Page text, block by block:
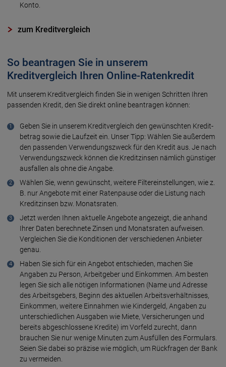
Konto.
zum Kreditvergleich
So beantragen Sie in unserem
Kreditvergleich Ihren Online-Ratenkredit
Mit unserem Kreditvergleich finden Sie in wenigen Schritten Ihren
passenden Kredit, den Sie direkt online beantragen können:
Geben Sie in unserem Kreditvergleich den gewünschten Kredit­
betrag sowie die Lauf­zeit ein. Unser Tipp: Wählen Sie außerdem
den passenden Ver­wendungs­zweck für den Kredit aus. Je nach
Ver­wendungszweck können die Kreditzinsen nämlich günstiger
ausfallen als ohne die Angabe.
Wählen Sie, wenn gewünscht, weitere Filter­einstellungen, wie z.
B. nur Angebote mit einer Ratenpause oder die Listung nach
Kredit­zinsen bzw. Monatsraten.
Jetzt werden Ihnen aktuelle Angebote angezeigt, die anhand
Ihrer Daten berechnete Zinsen und Monatsraten aufweisen.
Vergleichen Sie die Konditionen der verschiedenen Anbieter
genau.
Haben Sie sich für ein Angebot entschieden, machen Sie
Angaben zu Person, Arbeitgeber und Einkommen. Am besten
legen Sie sich alle nötigen Informationen (Name und Adresse
des Arbeitsgebers, Beginn des aktuellen Arbeitsverhält­nisses,
Einkommen, weitere Einnahmen wie Kindergeld, Angaben zu
unterschiedlichen Ausgaben wie Miete, Versicherungen und
bereits abgeschlossene Kredite) im Vorfeld zurecht, dann
brauchen Sie nur wenige Minuten zum Ausfüllen des Formulars.
Seien Sie dabei so präzise wie möglich, um Rückfragen der Bank
zu vermeiden.